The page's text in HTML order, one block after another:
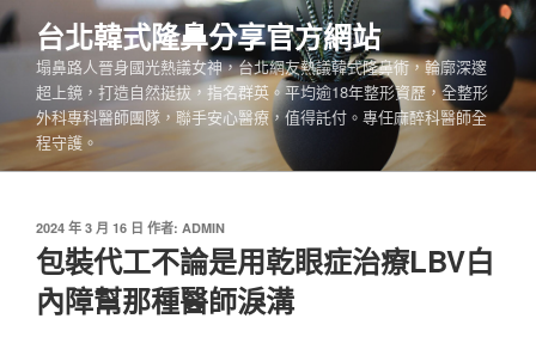
跳
至
內
台北韓式隆鼻分享官方網站
塌鼻路人晉身國光熱議女神，台北網友熱議韓式隆鼻術，輪廓深邃
超上鏡，打造自然挺拔，指名群英。平均逾18年整形資歷，全整形
外科專科醫師團隊，聯手安心醫療，值得託付。專任麻醉科醫師全
程守護。
發
佈
於
2024 年 3 月 16 日 作者: ADMIN
包裝代工不論是用乾眼症治療LBV白
內障幫那種醫師淚溝